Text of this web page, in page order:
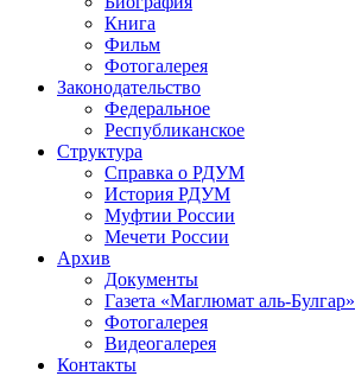
Книга
Фильм
Фотогалерея
Законодательство
Федеральное
Республиканское
Структура
Справка о РДУМ
История РДУМ
Муфтии России
Мечети России
Архив
Документы
Газета «Маглюмат аль-Булгар»
Фотогалерея
Видеогалерея
Контакты